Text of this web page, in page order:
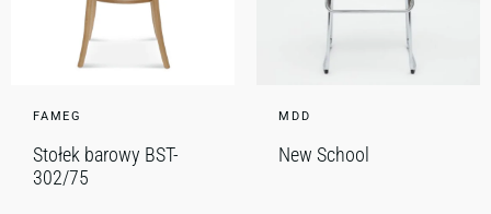
FAMEG
Stołek barowy BST-
302/75
MDD
New School